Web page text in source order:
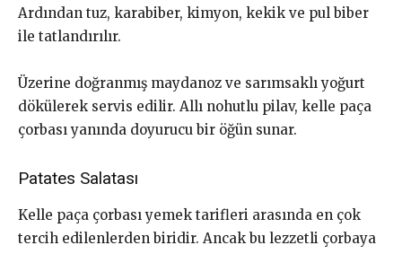
Ardından tuz, karabiber, kimyon, kekik ve pul biber
ile tatlandırılır.
Üzerine doğranmış maydanoz ve sarımsaklı yoğurt
dökülerek servis edilir. Allı nohutlu pilav, kelle paça
çorbası yanında doyurucu bir öğün sunar.
Patates Salatası
Kelle paça çorbası yemek tarifleri arasında en çok
tercih edilenlerden biridir. Ancak bu lezzetli çorbaya